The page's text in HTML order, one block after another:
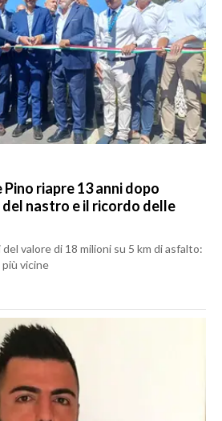
riapre 13 anni dopo
nastro e il ricordo delle
valore di 18 milioni su 5 km di asfalto:
vicine